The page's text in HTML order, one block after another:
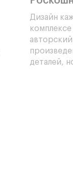
Дизайн
деталей,